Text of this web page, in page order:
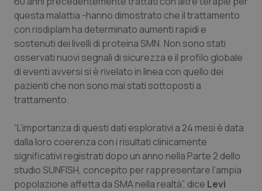
Piemonte
Provincia Autonoma di Bolzano
Provincia Autonoma di Trento
Sardegna
Sicilia
HIV
Infezioni & Febbre
Ipertensione & Scompenso
Malattia di Crohn & Rettocolite Ulcerosa
Neuroscienze & patologie neurodegenerative
questa malattia -hanno dimostrato che il trattamento
con risdiplam ha determinato aumenti rapidi e
sostenuti dei livelli di proteina SMN. Non sono stati
osservati nuovi segnali di sicurezza e il profilo globale
di eventi avversi si è rivelato in linea con quello dei
pazienti che non sono mai stati sottoposti a
trattamento.
“L’importanza di questi dati esplorativi a 24 mesi è data
dalla loro coerenza con i risultati clinicamente
significativi registrati dopo un anno nella Parte 2 dello
studio SUNFISH, concepito per rappresentare l’ampia
popolazione affetta da SMA nella realtà”, dice Levi